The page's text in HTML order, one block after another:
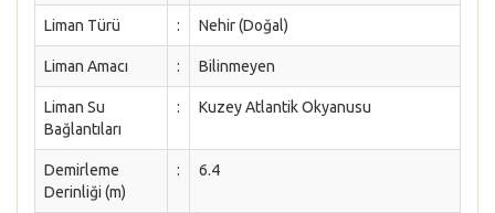
Liman Türü : Nehir (Doğal)
Liman Amacı : Bilinmeyen
Liman Su
Bağlantıları
: Kuzey Atlantik Okyanusu
Demirleme
Derinliği (m)
: 6.4